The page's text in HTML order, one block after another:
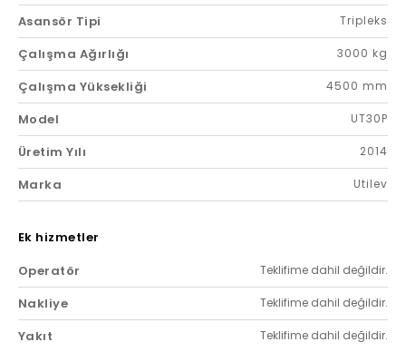
Asansör Tipi Tripleks
Çalışma Ağırlığı 3000 kg
Çalışma Yüksekliği 4500 mm
Model UT30P
Üretim Yılı 2014
Marka Utilev
Ek hizmetler
Operatör
Teklifime dahil değildir.
Nakliye Teklifime dahil değildir.
Yakıt Teklifime dahil değildir.